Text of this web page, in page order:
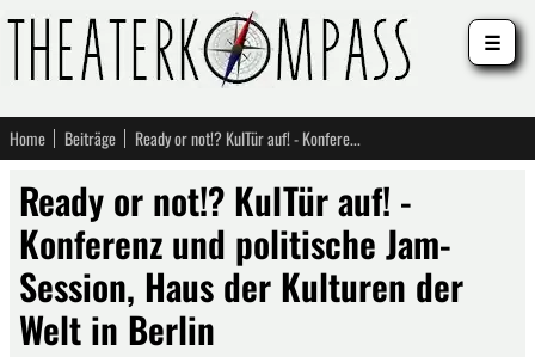
Home Beiträge Ready or not!? KulTür auf! - Konferenz und politische Jam-Session, Haus der Kulturen der Welt in Berlin
Ready or not!? KulTür auf! -
Konferenz und politische Jam-
Session, Haus der Kulturen der
Welt in Berlin
☰